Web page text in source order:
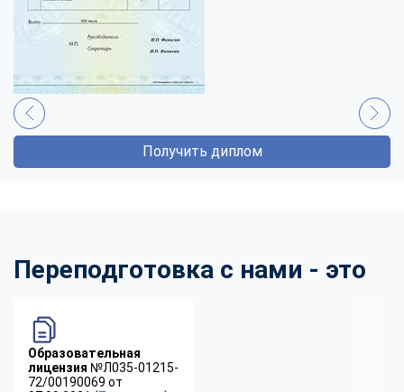
Получить диплом
Переподготовка с нами - это
Образовательная
лицензия №Л035-01215-
72/00190069 от